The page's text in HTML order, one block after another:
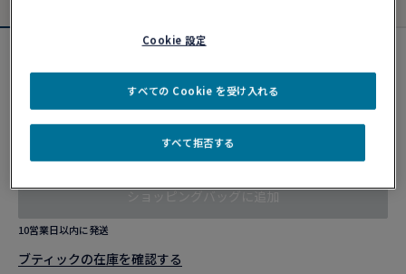
フォース10ブレスレット
カスタマイズ
ショッピングバッグに追加
10営業日以内に発送
ブティックの在庫を確認する​
Cookie 設定
すべて拒否する
すべての Cookie を受け入れる